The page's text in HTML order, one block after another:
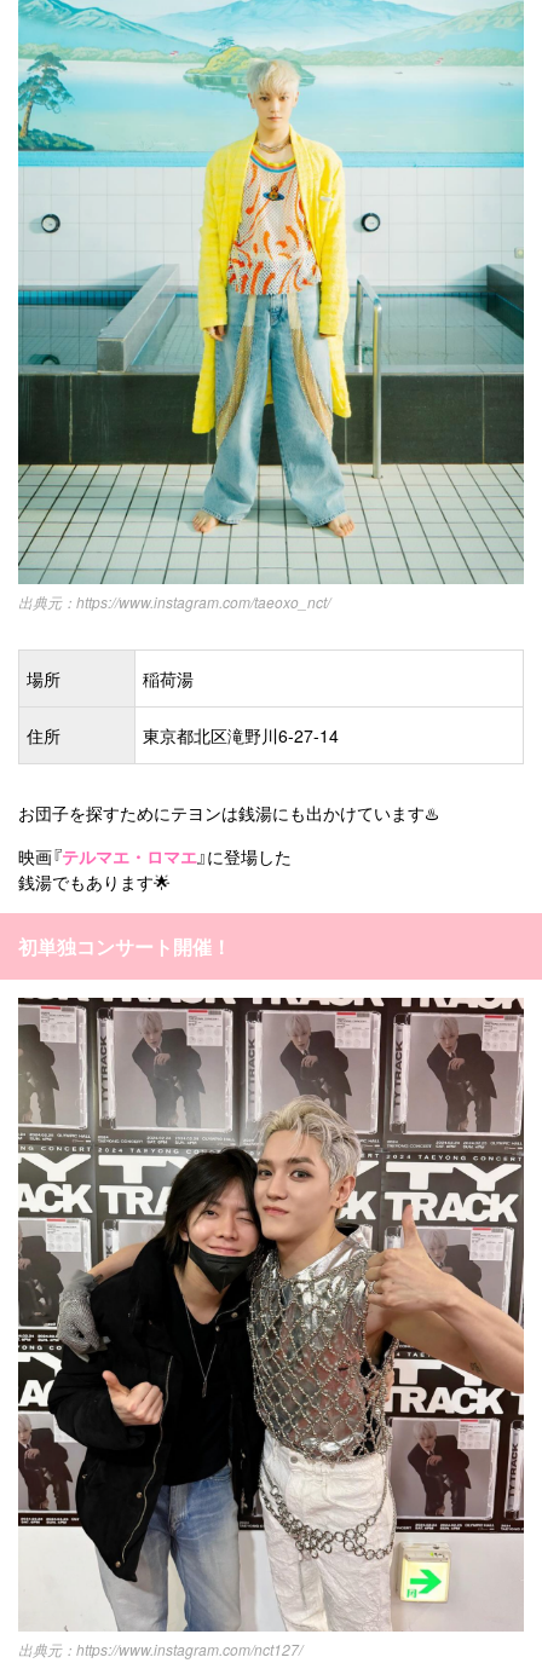
https://www.instagram.com/taeoxo_nct/
場所 稲荷湯
住所 東京都北区滝野川6-27-14
お団子を探すためにテヨンは銭湯にも出かけています♨️
映画『テルマエ・ロマエ』に登場した
銭湯でもあります🌟
初単独コンサート開催！
https://www.instagram.com/nct127/